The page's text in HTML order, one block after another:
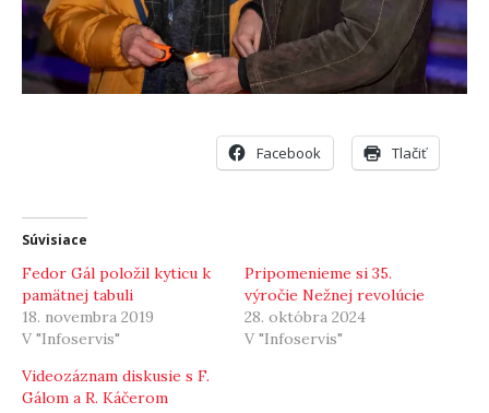
Facebook Tlačiť
Súvisiace
Fedor Gál položil kyticu k
pamätnej tabuli
18. novembra 2019
V "Infoservis"
Pripomenieme si 35.
výročie Nežnej revolúcie
28. októbra 2024
V "Infoservis"
Videozáznam diskusie s F.
Gálom a R. Káčerom